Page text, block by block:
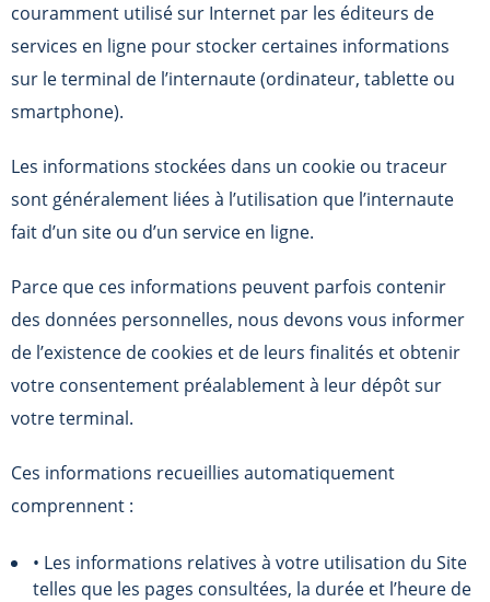
couramment utilisé sur Internet par les éditeurs de
services en ligne pour stocker certaines informations
sur le terminal de l’internaute (ordinateur, tablette ou
smartphone).
Les informations stockées dans un cookie ou traceur
sont généralement liées à l’utilisation que l’internaute
fait d’un site ou d’un service en ligne.
Parce que ces informations peuvent parfois contenir
des données personnelles, nous devons vous informer
de l’existence de cookies et de leurs finalités et obtenir
votre consentement préalablement à leur dépôt sur
votre terminal.
Ces informations recueillies automatiquement
comprennent :
• Les informations relatives à votre utilisation du Site
telles que les pages consultées, la durée et l’heure de